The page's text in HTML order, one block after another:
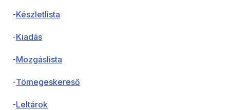
-Készletlista
-Kiadás
-Mozgáslista
-Tömegeskereső
-Leltárok